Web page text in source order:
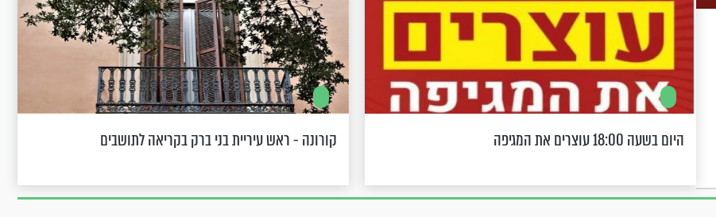
היום בשעה 18:00 עוצרים את המגיפה קורונה - ראש עיריית בני ברק בקריאה לתושבים